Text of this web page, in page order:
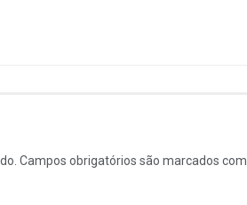
Campos obrigatórios são marcados com